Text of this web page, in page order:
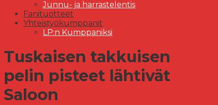
Junnu- ja harrastelentis
Fanituotteet
Yhteistyökumppanit
LP:n Kumppaniksi
Tuskaisen takkuisen
pelin pisteet lähtivät
Saloon